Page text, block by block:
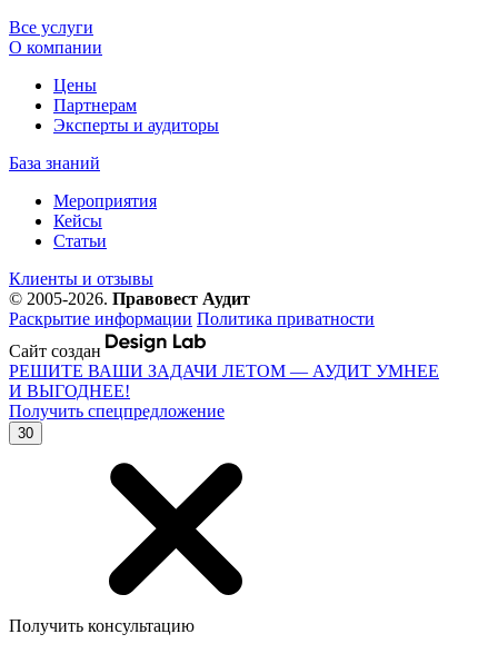
Все услуги
О компании
Цены
Партнерам
Эксперты и аудиторы
База знаний
Мероприятия
Кейсы
Статьи
Клиенты и отзывы
© 2005-2026. Правовест Аудит
Раскрытие информации Политика приватности
Сайт создан
РЕШИТЕ ВАШИ ЗАДАЧИ ЛЕТОМ — АУДИТ УМНЕЕ
И ВЫГОДНЕЕ!
Получить спецпредложение
30
Получить консультацию